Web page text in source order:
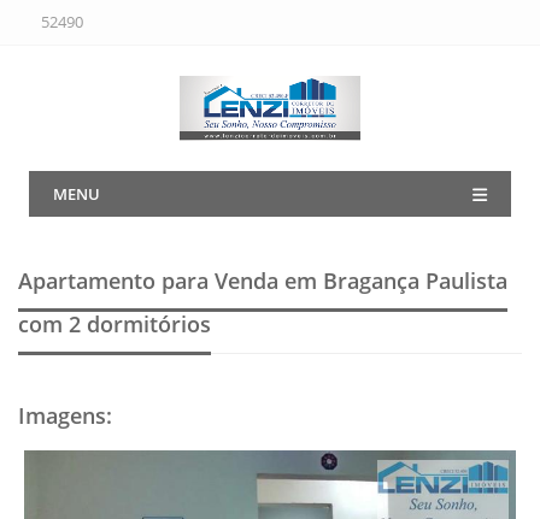
52490
MENU
Apartamento para Venda em Bragança Paulista
com 2 dormitórios
Imagens: